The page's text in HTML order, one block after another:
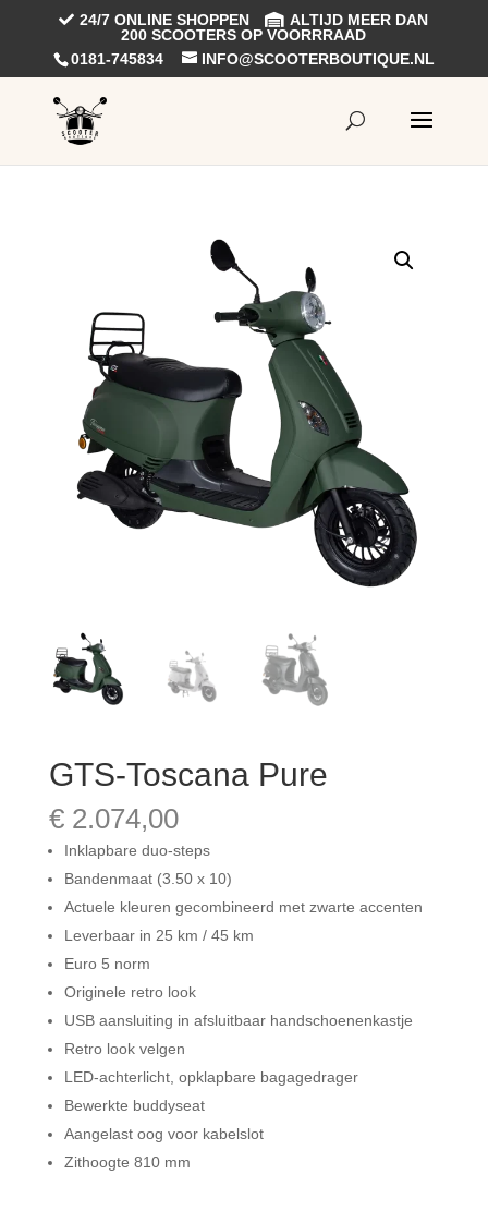
24/7 ONLINE SHOPPEN
ALTIJD MEER DAN
200 SCOOTERS OP VOORRRAAD
0181-745834
INFO@SCOOTERBOUTIQUE.NL
GTS-Toscana Pure
€2.074,00
Inklapbare duo-steps
Bandenmaat (3.50 x 10)
Actuele kleuren gecombineerd met zwarte accenten
Leverbaar in 25 km / 45 km
Euro 5 norm
Originele retro look
USB aansluiting in afsluitbaar handschoenenkastje
Retro look velgen
LED-achterlicht, opklapbare bagagedrager
Bewerkte buddyseat
Aangelast oog voor kabelslot
Zithoogte 810 mm